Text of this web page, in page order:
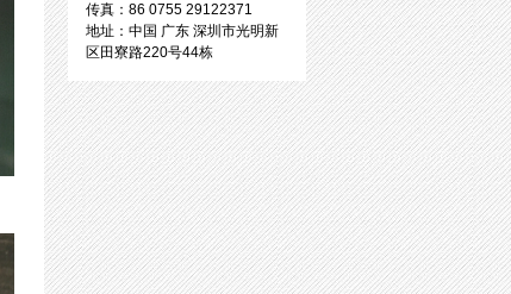
传真：86 0755 29122371
地址：中国 广东 深圳市光明新
区田寮路220号44栋